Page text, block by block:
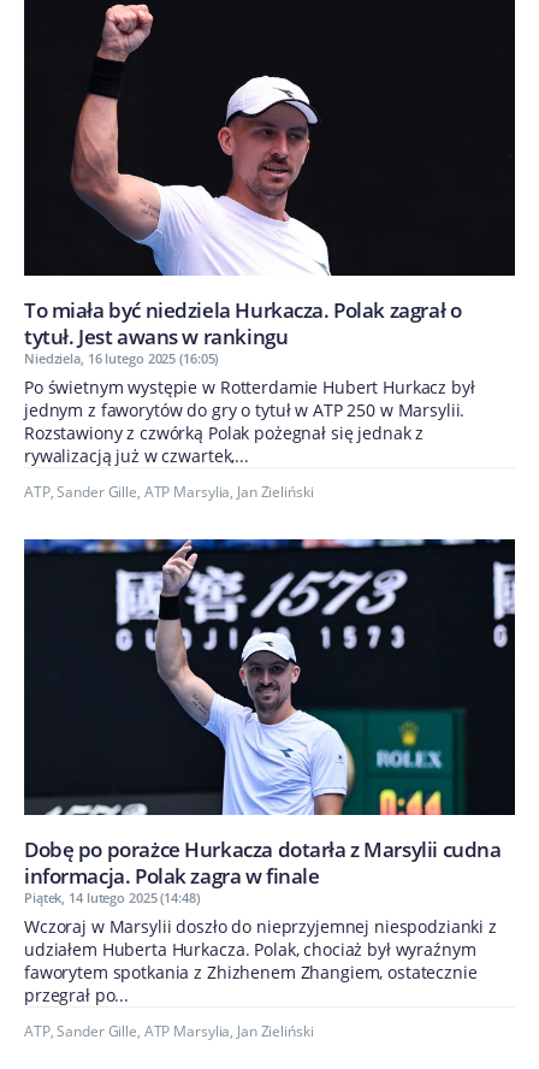
To miała być niedziela Hurkacza. Polak zagrał o
tytuł. Jest awans w rankingu
Niedziela, 16 lutego 2025 (16:05)
Po świetnym występie w Rotterdamie Hubert Hurkacz był
jednym z faworytów do gry o tytuł w ATP 250 w Marsylii.
Rozstawiony z czwórką Polak pożegnał się jednak z
rywalizacją już w czwartek,...
ATP,Sander Gille, ATP Marsylia, Jan Zieliński
Dobę po porażce Hurkacza dotarła z Marsylii cudna
informacja. Polak zagra w finale
Piątek, 14 lutego 2025 (14:48)
Wczoraj w Marsylii doszło do nieprzyjemnej niespodzianki z
udziałem Huberta Hurkacza. Polak, chociaż był wyraźnym
faworytem spotkania z Zhizhenem Zhangiem, ostatecznie
przegrał po...
ATP,Sander Gille, ATP Marsylia, Jan Zieliński